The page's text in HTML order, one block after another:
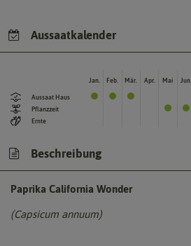
Aussaatkalender
Aussaat Haus
Pflanzzeit
Ernte
Jan. Feb. Mär. Apr. Mai Jun.
Beschreibung
Paprika California Wonder
(Capsicum annuum)